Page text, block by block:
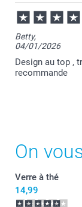
Betty,
04/01/2026
Design au top ,
recommande
On
Verre à thé
14,99